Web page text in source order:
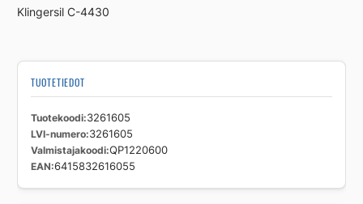
C-
2,0
määrä
Klingersil C-4430
TUOTETIEDOT
Tuotekoodi 3261605
LVI-numero 3261605
Valmistajakoodi QP1220600
EAN 6415832616055